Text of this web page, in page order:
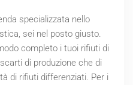
specializzata nello
sei nel posto giusto.
completo i tuoi rifiuti di
di produzione che di
di rifiuti differenziati. Per i